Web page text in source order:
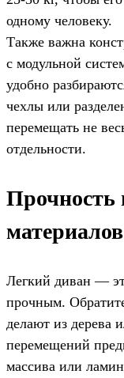
одному человеку.
Также важна
с модульной
удобно
чехлы или
перемещать не
отдельности.
Прочность
материалов
Легкий диван —
прочным.
делают из дерева
перемещений
массива или